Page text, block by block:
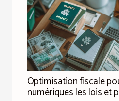
Optimisation fiscale
numériques les lois et